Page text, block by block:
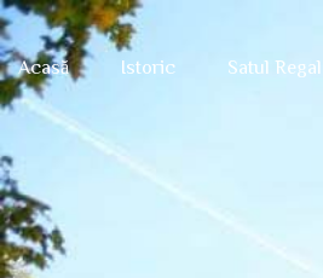
Acasă Istoric Satul Regal